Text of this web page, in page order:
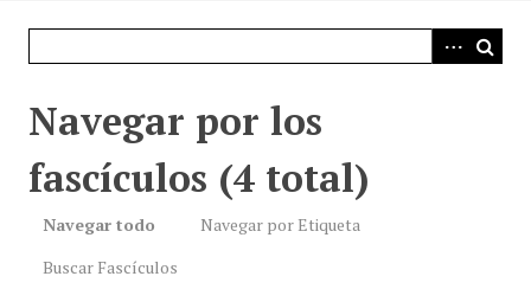
Navegar por los
fascículos (4 total)
Navegar todo
Navegar por Etiqueta
Buscar Fascículos